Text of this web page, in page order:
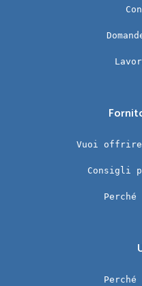
Vuoi
Consigli